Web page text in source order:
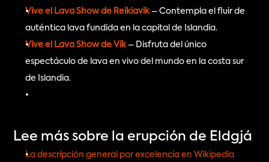
Vive el Lava Show de Reikiavik – Contempla el fluir de
auténtica lava fundida en la capital de Islandia.
Vive el Lava Show de Vík – Disfruta del único
espectáculo de lava en vivo del mundo en la costa sur
de Islandia.
Lee más sobre la erupción de Eldgjá
La descripción general por excelencia en Wikipedia